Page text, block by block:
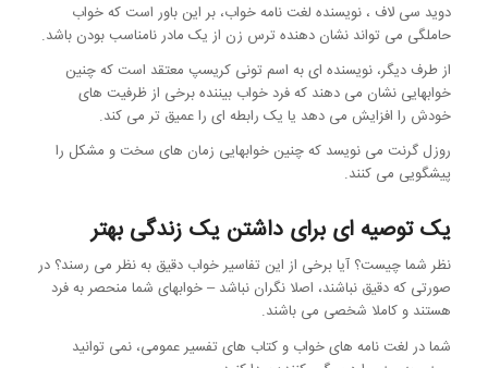
دوید سی لاف ، نویسنده لغت نامه خواب، بر این باور است که خواب
حاملگی می تواند نشان دهنده ترس زن از یک مادر نامناسب بودن باشد.
از طرف دیگر، نویسنده ای به اسم تونی کریسپ معتقد است که چنین
خوابهایی نشان می دهند که فرد خواب بیننده برخی از ظرفیت های
خودش را افزایش می دهد یا یک رابطه ای را عمیق تر می کند.
روزل گرنت می نویسد که چنین خوابهایی زمان های سخت و مشکل را
پیشگویی می کنند.
یک توصیه ای برای داشتن یک زندگی بهتر
نظر شما چیست؟ آیا برخی از این تفاسیر خواب دقیق به نظر می رسند؟ در
صورتی که دقیق نباشند، اصلا نگران نباشد – خوابهای شما منحصر به فرد
هستند و کاملا شخصی می باشند.
شما در لغت نامه های خواب و کتاب های تفسیر عمومی، نمی توانید